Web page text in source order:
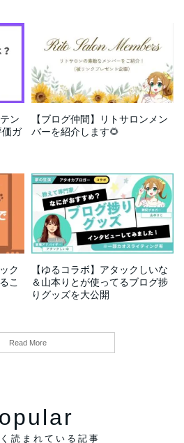
ン
価ガ
【ブログ仲間】リトサロンメン
バーを紹介します🌻
ク
こ
【ゆるコラボ】アタックしいな
＆山本りとが使ってるブログ捗
りグッズを大公開
Read More